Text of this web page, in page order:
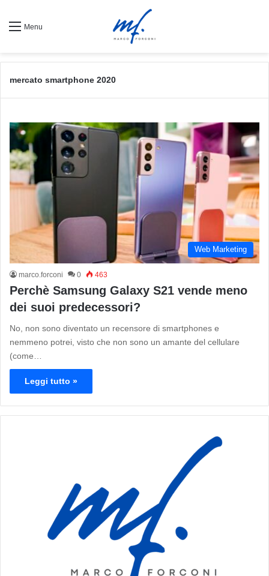
Menu
mercato smartphone 2020
Web Marketing
marco.forconi 0 463
Perchè Samsung Galaxy S21 vende meno
dei suoi predecessori?
No, non sono diventato un recensore di smartphones e
nemmeno potrei, visto che non sono un amante del cellulare
(come…
Leggi tutto »